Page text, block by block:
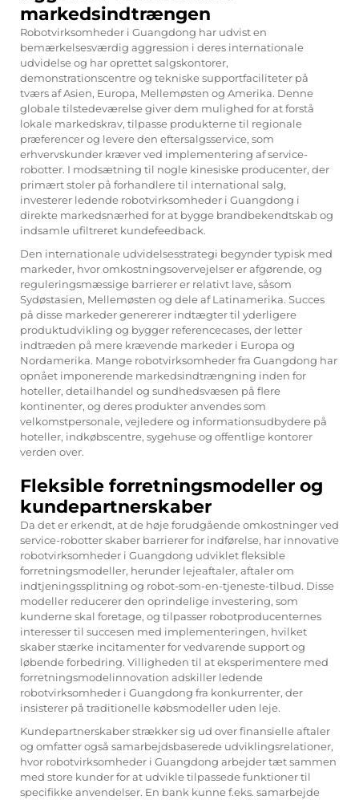
markedsindtrængen
Robotvirksomheder i Guangdong har udvist en
bemærkelsesværdig aggression i deres internationale
udvidelse og har oprettet salgskontorer,
demonstrationscentre og tekniske supportfaciliteter på
tværs af Asien, Europa, Mellemøsten og Amerika. Denne
globale tilstedeværelse giver dem mulighed for at forstå
lokale markedskrav, tilpasse produkterne til regionale
præferencer og levere den eftersalgsservice, som
erhvervskunder kræver ved implementering af service-
robotter. I modsætning til nogle kinesiske producenter, der
primært stoler på forhandlere til international salg,
investerer ledende robotvirksomheder i Guangdong i
direkte markedsnærhed for at bygge brandbekendtskab og
indsamle ufiltreret kundefeedback.
Den internationale udvidelsesstrategi begynder typisk med
markeder, hvor omkostningsovervejelser er afgørende, og
reguleringsmæssige barrierer er relativt lave, såsom
Sydøstasien, Mellemøsten og dele af Latinamerika. Succes
på disse markeder genererer indtægter til yderligere
produktudvikling og bygger referencecases, der letter
indtræden på mere krævende markeder i Europa og
Nordamerika. Mange robotvirksomheder fra Guangdong har
opnået imponerende markedsindtrængning inden for
hoteller, detailhandel og sundhedsvæsen på flere
kontinenter, og deres produkter anvendes som
velkomstpersonale, vejledere og informationsudbydere på
hoteller, indkøbscentre, sygehuse og offentlige kontorer
verden over.
Fleksible forretningsmodeller og
kundepartnerskaber
Da det er erkendt, at de høje forudgående omkostninger ved
service-robotter skaber barrierer for indførelse, har innovative
robotvirksomheder i Guangdong udviklet fleksible
forretningsmodeller, herunder lejeaftaler, aftaler om
indtjeningssplitning og robot-som-en-tjeneste-tilbud. Disse
modeller reducerer den oprindelige investering, som
kunderne skal foretage, og tilpasser robotproducenternes
interesser til succesen med implementeringen, hvilket
skaber stærke incitamenter for vedvarende support og
løbende forbedring. Villigheden til at eksperimentere med
forretningsmodelinnovation adskiller ledende
robotvirksomheder i Guangdong fra konkurrenter, der
insisterer på traditionelle købsmodeller uden leje.
Kundepartnerskaber strækker sig ud over finansielle aftaler
og omfatter også samarbejdsbaserede udviklingsrelationer,
hvor robotvirksomheder i Guangdong arbejder tæt sammen
med store kunder for at udvikle tilpassede funktioner til
specifikke anvendelser. En bank kunne f.eks. samarbejde